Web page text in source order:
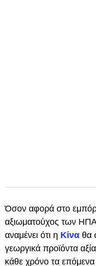
Όσον αφορά στο
αξιωματούχος των
αναμένει ότι η Κίνα θα
γεωργικά προϊόντα
κάθε χρόνο τα επόμενα